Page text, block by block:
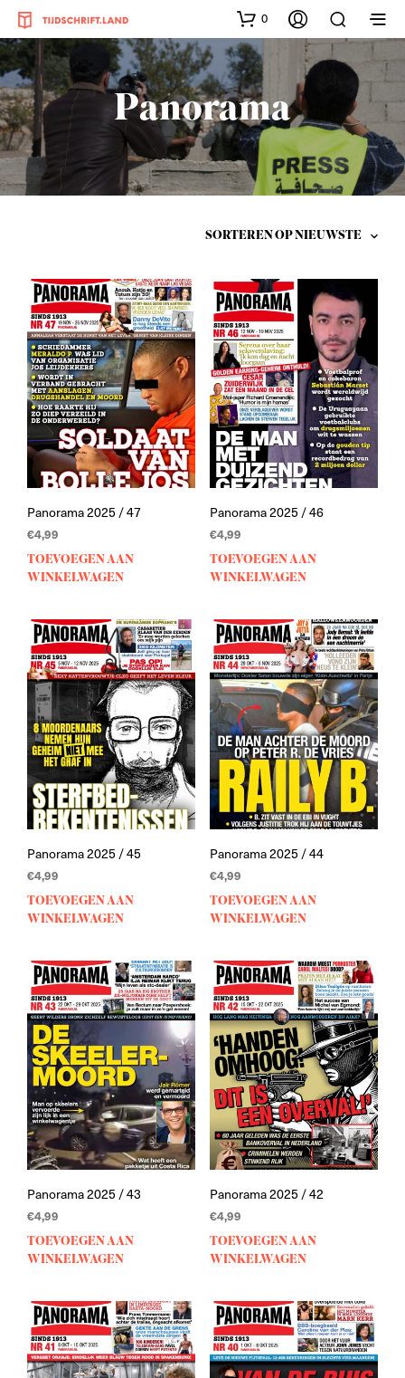
0
Panorama
Panorama 2025 / 47
€4,99
TOEVOEGEN AAN
WINKELWAGEN
Panorama 2025 / 46
€4,99
TOEVOEGEN AAN
WINKELWAGEN
Panorama 2025 / 45
€4,99
TOEVOEGEN AAN
WINKELWAGEN
Panorama 2025 / 44
€4,99
TOEVOEGEN AAN
WINKELWAGEN
Panorama 2025 / 43
€4,99
TOEVOEGEN AAN
WINKELWAGEN
Panorama 2025 / 42
€4,99
TOEVOEGEN AAN
WINKELWAGEN